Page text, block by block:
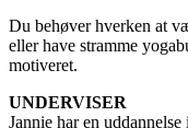
Du behøver hverken at
eller have stramme
motiveret.
UNDERVISER
Jannie har en